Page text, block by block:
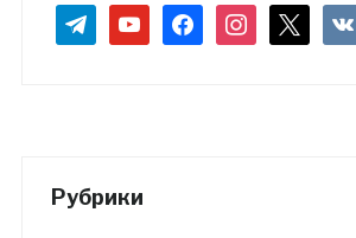
telegramyoutubefacebookinstagram
Рубрики